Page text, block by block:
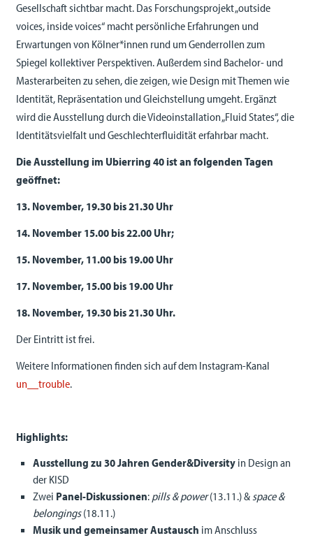
Gesellschaft sichtbar macht. Das Forschungsprojekt „outside
voices, inside voices“ macht persönliche Erfahrungen und
Erwartungen von Kölner*innen rund um Genderrollen zum
Spiegel kollektiver Perspektiven. Außerdem sind Bachelor- und
Masterarbeiten zu sehen, die zeigen, wie Design mit Themen wie
Identität, Repräsentation und Gleichstellung umgeht. Ergänzt
wird die Ausstellung durch die Videoinstallation „Fluid States“, die
Identitätsvielfalt und Geschlechterfluidität erfahrbar macht.
Die Ausstellung im Ubierring 40 ist an folgenden Tagen
geöffnet:
13. November, 19.30 bis 21.30 Uhr
14. November 15.00 bis 22.00 Uhr;
15. November, 11.00 bis 19.00 Uhr
17. November, 15.00 bis 19.00 Uhr
18. November, 19.30 bis 21.30 Uhr.
Der Eintritt ist frei.
Weitere Informationen finden sich auf dem Instagram-Kanal
un__trouble.
Highlights:
Ausstellung zu 30 Jahren Gender&Diversityin Design an
der KISD
Zwei Panel-Diskussionen: pills & power(13.11.) &space &
belongings(18.11.)
Musik und gemeinsamer Austausch im Anschluss